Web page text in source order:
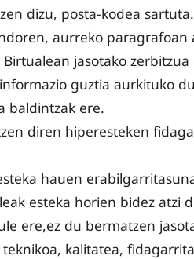
dizu, posta-kodea sartuta.
aurreko
jasotako
guztia aurkituko
baldintzak ere.
diren hiperesteken
hauen
esteka horien bidez atzi
ere,ez du bermatzen
kalitatea,